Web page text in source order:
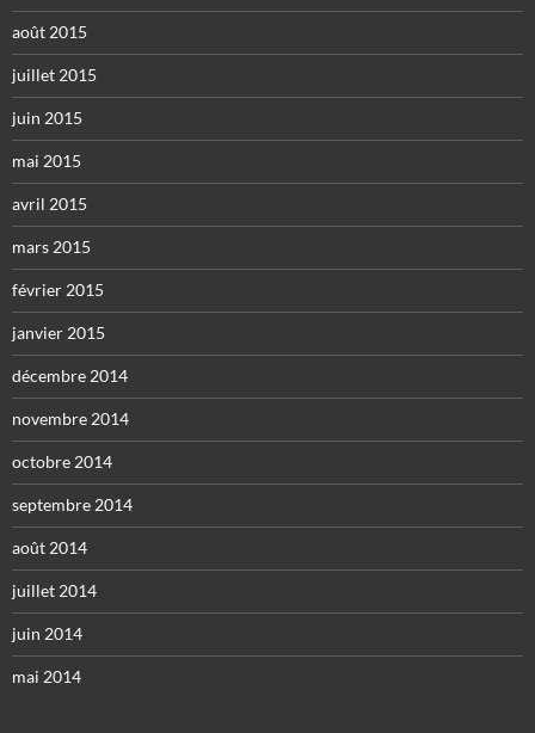
août 2015
juillet 2015
juin 2015
mai 2015
avril 2015
mars 2015
février 2015
janvier 2015
décembre 2014
novembre 2014
octobre 2014
septembre 2014
août 2014
juillet 2014
juin 2014
mai 2014